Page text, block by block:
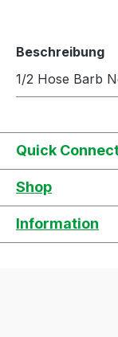
Beschreibung
1/2 Hose Barb
Quick
Shop
Information